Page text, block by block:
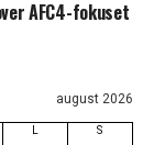
AFC4-fokuset
august 2026
S